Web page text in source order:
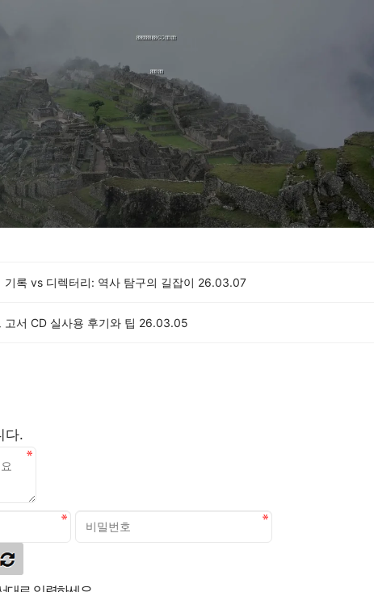
기록 vs 디렉터리: 역사 탐구의 길잡이 26.03.07
고서 CD 실사용 후기와 팁 26.03.05
다.